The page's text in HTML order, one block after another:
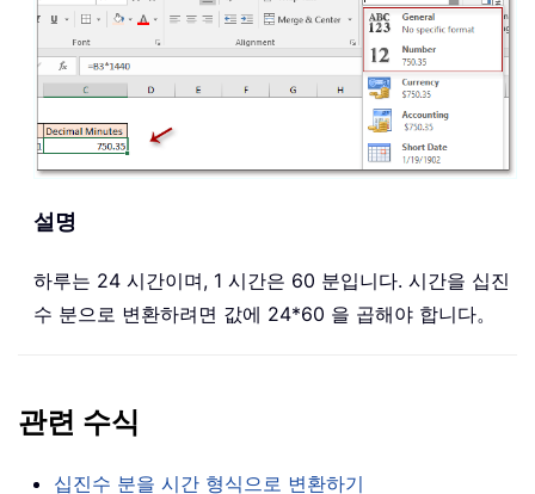
설명
하루는 24 시간이며, 1 시간은 60 분입니다. 시간을 십진
수 분으로 변환하려면 값에 24*60 을 곱해야 합니다。
관련 수식
십진수 분을 시간 형식으로 변환하기